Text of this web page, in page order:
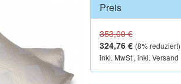
Preis
353,00 €
324,76 € (8% reduziert)
inkl. MwSt , inkl. Versand